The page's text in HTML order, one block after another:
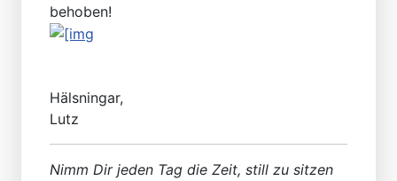
behoben!
Hälsningar,
Lutz
Nimm Dir jeden Tag die Zeit, still zu sitzen